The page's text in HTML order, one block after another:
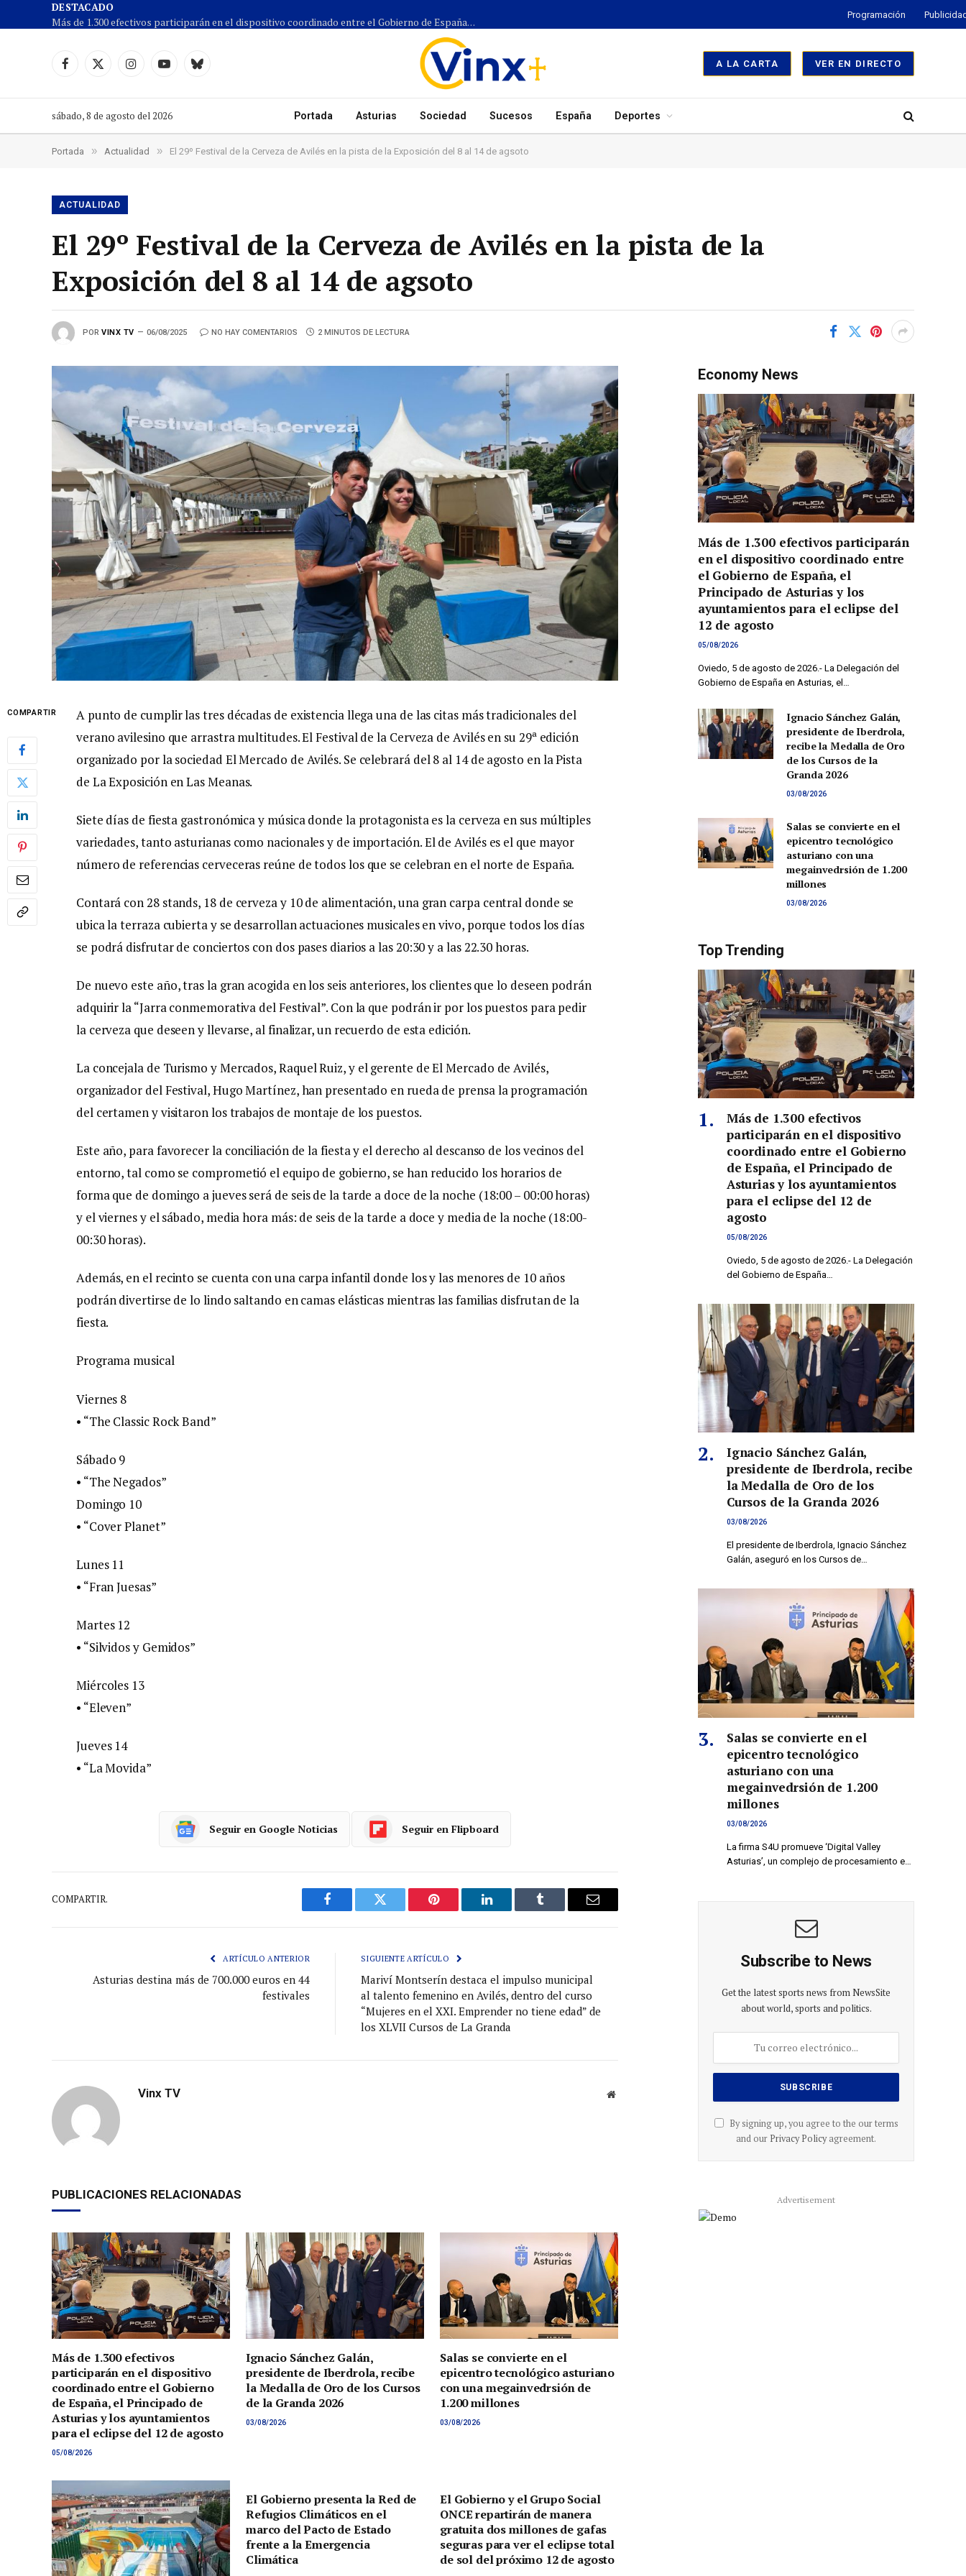
DESTACADO
Más de 1.300 efectivos participarán en el dispositivo coordinado entre el Gobierno de España, el Principado de Asturias y los ayuntamientos para el eclipse del 12 de agosto
Programación
Facebook
X
InstagramYouTubeCielo
A LA CARTA VER EN DIRECTO
sábado, 8 de agosto del 2026 Portada Asturias Sociedad Sucesos España Deportes
Portada » Actualidad » El 29º Festival de la Cerveza de Avilés en la pista de la Exposición del 8 al 14 de agsoto
ACTUALIDAD
El 29º Festival de la Cerveza de Avilés en la pista de la
Exposición del 8 al 14 de agsoto
POR VINX TV 06/08/2025 NO HAY COMENTARIOS 2 MINUTOS DE LECTURA
COMPARTIR
A punto de cumplir las tres décadas de existencia llega una de las citas más tradicionales del
verano avilesino que arrastra multitudes. El Festival de la Cerveza de Avilés en su 29ª edición
organizado por la sociedad El Mercado de Avilés. Se celebrará del 8 al 14 de agosto en la Pista
de La Exposición en Las Meanas.
Siete días de fiesta gastronómica y música donde la protagonista es la cerveza en sus múltiples
variedades, tanto asturianas como nacionales y de importación. El de Avilés es el que mayor
número de referencias cerveceras reúne de todos los que se celebran en el norte de España.
Contará con 28 stands, 18 de cerveza y 10 de alimentación, una gran carpa central donde se
ubica la terraza cubierta y se desarrollan actuaciones musicales en vivo, porque todos los días
se podrá disfrutar de conciertos con dos pases diarios a las 20:30 y a las 22.30 horas.
De nuevo este año, tras la gran acogida en los seis anteriores, los clientes que lo deseen podrán
adquirir la “Jarra conmemorativa del Festival”. Con la que podrán ir por los puestos para pedir
la cerveza que deseen y llevarse, al finalizar, un recuerdo de esta edición.
La concejala de Turismo y Mercados, Raquel Ruiz, y el gerente de El Mercado de Avilés,
organizador del Festival, Hugo Martínez, han presentado en rueda de prensa la programación
del certamen y visitaron los trabajos de montaje de los puestos.
Este año, para favorecer la conciliación de la fiesta y el derecho al descanso de los vecinos del
entorno, tal como se comprometió el equipo de gobierno, se han reducido los horarios de
forma que de domingo a jueves será de seis de la tarde a doce de la noche (18:00 – 00:00 horas)
y el viernes y el sábado, media hora más: de seis de la tarde a doce y media de la noche (18:00-
00:30 horas).
Además, en el recinto se cuenta con una carpa infantil donde los y las menores de 10 años
podrán divertirse de lo lindo saltando en camas elásticas mientras las familias disfrutan de la
fiesta.
Programa musical
Viernes 8
• “The Classic Rock Band”
Sábado 9
• “The Negados”
Domingo 10
• “Cover Planet”
Lunes 11
• “Fran Juesas”
Martes 12
• “Silvidos y Gemidos”
Miércoles 13
• “Eleven”
Jueves 14
• “La Movida”
Seguir en Google Noticias Seguir en Flipboard
COMPARTIR.
Facebook Gorjeo Pinterest LinkedIn Tumblr
Correo
ARTÍCULO ANTERIOR
Asturias destina más de 700.000 euros en 44
festivales
SIGUIENTE ARTÍCULO
Mariví Montserín destaca el impulso municipal
al talento femenino en Avilés, dentro del curso
“Mujeres en el XXI. Emprender no tiene edad” de
los XLVII Cursos de La Granda
Vinx TV
Sitio
PUBLICACIONES RELACIONADAS
Más de 1.300 efectivos
participarán en el dispositivo
coordinado entre el Gobierno
de España, el Principado de
Asturias y los ayuntamientos
para el eclipse del 12 de agosto
05/08/2026
Ignacio Sánchez Galán,
presidente de Iberdrola, recibe
la Medalla de Oro de los Cursos
de la Granda 2026
03/08/2026
Salas se convierte en el
epicentro tecnológico asturiano
con una megainvedrsión de
1.200 millones
03/08/2026
El Gobierno presenta la Red de
Refugios Climáticos en el
marco del Pacto de Estado
frente a la Emergencia
Climática
El Gobierno y el Grupo Social
ONCE repartirán de manera
gratuita dos millones de gafas
seguras para ver el eclipse total
de sol del próximo 12 de agosto
Economy News
Más de 1.300 efectivos participarán
en el dispositivo coordinado entre
el Gobierno de España, el
Principado de Asturias y los
ayuntamientos para el eclipse del
12 de agosto
05/08/2026
Oviedo, 5 de agosto de 2026.- La Delegación del
Gobierno de España en Asturias, el…
Ignacio Sánchez Galán,
presidente de Iberdrola,
recibe la Medalla de Oro
de los Cursos de la
Granda 2026
03/08/2026
Salas se convierte en el
epicentro tecnológico
asturiano con una
megainvedrsión de 1.200
millones
03/08/2026
Top Trending
Más de 1.300 efectivos
participarán en el dispositivo
coordinado entre el Gobierno
de España, el Principado de
Asturias y los ayuntamientos
para el eclipse del 12 de
agosto
05/08/2026
Oviedo, 5 de agosto de 2026.- La Delegación
del Gobierno de España…
Ignacio Sánchez Galán,
presidente de Iberdrola, recibe
la Medalla de Oro de los
Cursos de la Granda 2026
03/08/2026
El presidente de Iberdrola, Ignacio Sánchez
Galán, aseguró en los Cursos de…
Salas se convierte en el
epicentro tecnológico
asturiano con una
megainvedrsión de 1.200
millones
03/08/2026
La firma S4U promueve ‘Digital Valley
Asturias’, un complejo de procesamiento e…
Subscribe to News
Get the latest sports news from NewsSite
about world, sports and politics.
By signing up, you agree to the our terms
and our Privacy Policyagreement.
Advertisement